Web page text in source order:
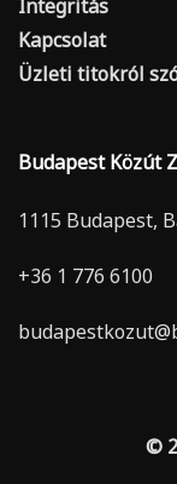
Integritás
Kapcsolat
Üzleti titokról
Budapest Közút
1115 Budapest,
+36 1 776 6100
©